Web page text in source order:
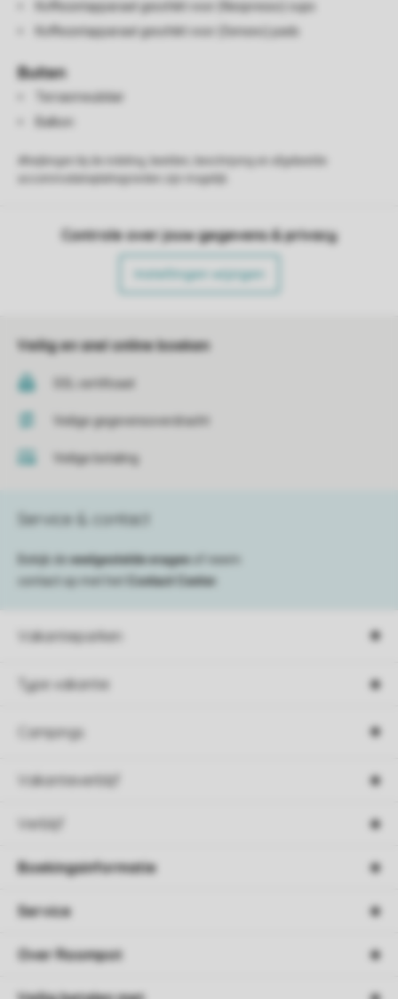
Koffiezetapparaat geschikt voor (Nespresso) cups
Koffiezetapparaat geschikt voor (Senseo) pads
Buiten
Terrasmeubilair
Balkon
Controle over jouw gegevens & privacy
Instellingen wijzigen
Veilig en snel online boeken
SSL certificaat
Veilige gegevensoverdracht
Veilige betaling
Vakantieparken
Type vakantie
Campings
Vakantieverblijf
Verblijf
Service & contact
Bekijk de veelgestelde vragen
of neem
contact op met het
Contact Center
Boekingsinformatie
Service
Over Roompot